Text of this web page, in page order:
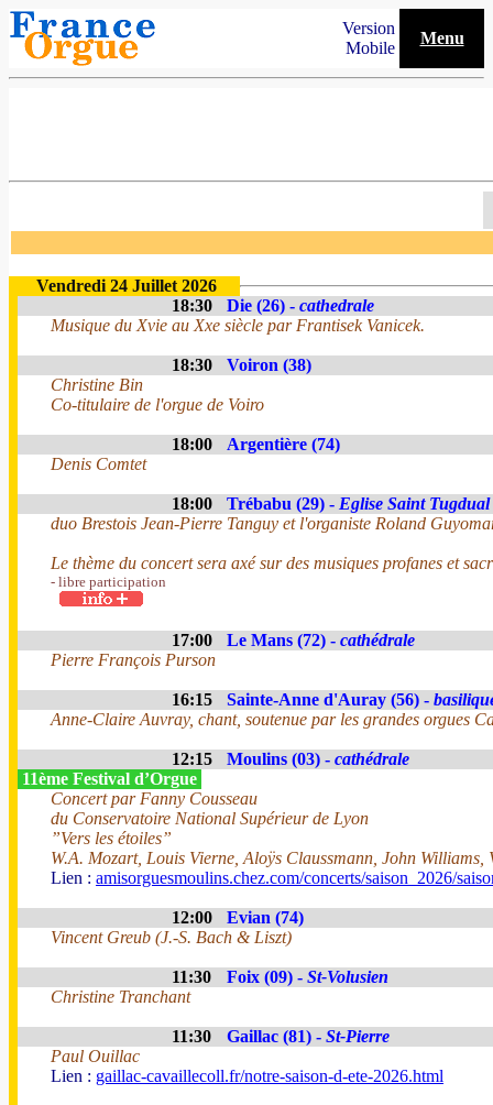
Version
Mobile
Menu
Vendredi 24 Juillet 2026
18:30
Die (26) - cathedrale
Musique du Xvie au Xxe siècle par Frantisek Vanicek.
18:30
Voiron (38)
Christine Bin
Co-titulaire de l'orgue de Voiro
18:00
Argentière (74)
Denis Comtet
18:00 Trébabu (29) - Eglise Saint Tugdual
duo Brestois Jean-Pierre Tanguy et l'organiste Roland
Le thème du concert sera axé sur des musiques profanes et
- libre participation
17:00 Le Mans (72) - cathédrale
Pierre François Purson
16:15 Sainte-Anne d'Auray (56) -
Anne-Claire Auvray, chant, soutenue par les grandes orgues
12:15 Moulins (03) - cathédrale
11ème Festival d’Orgue
Concert par Fanny Cousseau
du Conservatoire National Supérieur de Lyon
”Vers les étoiles”
W.A. Mozart, Louis Vierne, Aloÿs Claussmann, John Williams,
Lien : amisorguesmoulins.chez.com/concerts/saison_2026/
12:00
Evian (74)
Vincent Greub (J.-S. Bach & Liszt)
11:30 Foix (09) - St-Volusien
Christine Tranchant
11:30 Gaillac (81) - St-Pierre
Paul Ouillac
Lien : gaillac-cavaillecoll.fr/notre-saison-d-ete-2026.html